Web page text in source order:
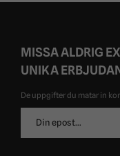
MISSA ALDRIG
UNIKA
De uppgifter du matar in
postadress